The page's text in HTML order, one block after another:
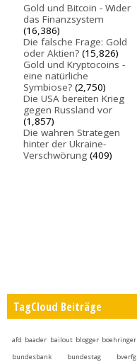
Gold und Bitcoin - Wider
das Finanzsystem
(16,386)
Die falsche Frage: Gold
oder Aktien? (15,826)
Gold und Kryptocoins -
eine natürliche
Symbiose? (2,750)
Die USA bereiten Krieg
gegen Russland vor
(1,857)
Die wahren Strategen
hinter der Ukraine-
Verschwörung (409)
TagCloud Beiträge
afd baader bailout blogger boehringer
bundesbank
bundestag
bverfg